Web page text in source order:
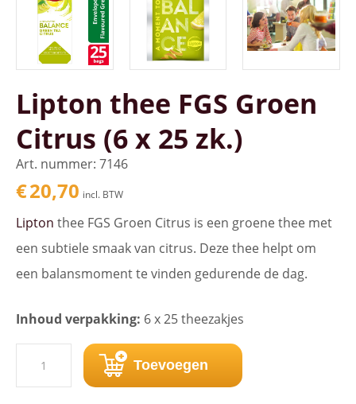
Lipton thee FGS Groen
Citrus (6 x 25 zk.)
Art. nummer: 7146
€20,70 incl. BTW
Lipton thee FGS Groen Citrus is een groene thee met
een subtiele smaak van citrus. Deze thee helpt om
een balansmoment te vinden gedurende de dag.
Inhoud verpakking: 6 x 25 theezakjes
thee
Toevoegen